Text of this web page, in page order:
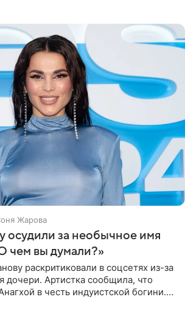
Жарова
осудили за необычное имя
чем вы думали?»
раскритиковали в соцсетях из-за
дочери. Артистка сообщила, что
в честь индуистской богини.